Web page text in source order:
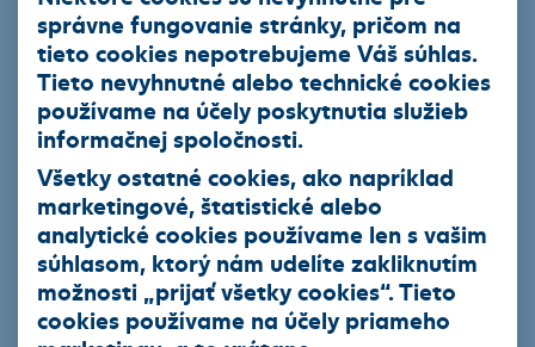
IČO
Zaujíma vás prečo
potrebujeme IČO?
Správa - Počet Zostávajúcich Znakov1000
správne fungovanie stránky, pričom na
tieto cookies nepotrebujeme Váš súhlas.
Tieto nevyhnutné alebo technické cookies
používame na účely poskytnutia služieb
informačnej spoločnosti.
Všetky ostatné cookies, ako napríklad
marketingové, štatistické alebo
analytické cookies používame len s vašim
súhlasom, ktorý nám udelíte zakliknutím
možnosti „prijať všetky cookies“. Tieto
cookies používame na účely priameho